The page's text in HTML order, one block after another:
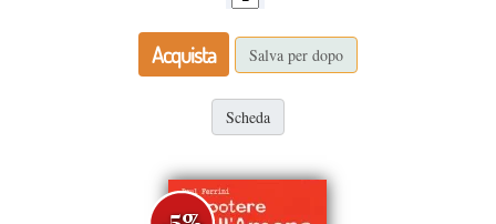
Acquista Salva per dopo
Scheda